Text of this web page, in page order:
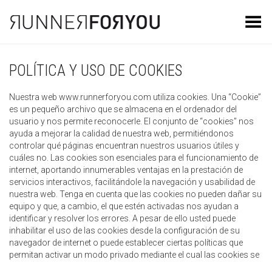
Toggle Menu
POLÍTICA Y USO DE COOKIES
Nuestra web www.runnerforyou.com utiliza cookies. Una “Cookie”
es un pequeño archivo que se almacena en el ordenador del
usuario y nos permite reconocerle. El conjunto de “cookies” nos
ayuda a mejorar la calidad de nuestra web, permitiéndonos
controlar qué páginas encuentran nuestros usuarios útiles y
cuáles no. Las cookies son esenciales para el funcionamiento de
internet, aportando innumerables ventajas en la prestación de
servicios interactivos, facilitándole la navegación y usabilidad de
nuestra web. Tenga en cuenta que las cookies no pueden dañar su
equipo y que, a cambio, el que estén activadas nos ayudan a
identificar y resolver los errores. A pesar de ello usted puede
inhabilitar el uso de las cookies desde la configuración de su
navegador de internet o puede establecer ciertas políticas que
permitan activar un modo privado mediante el cual las cookies se